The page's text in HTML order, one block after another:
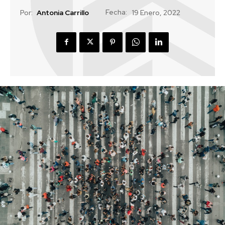
Por: Antonia Carrillo Fecha: 19 Enero, 2022